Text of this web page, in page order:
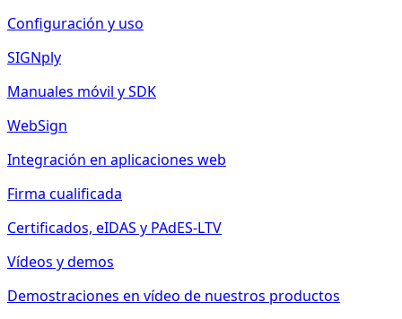
Configuración y uso
SIGNply
Manuales móvil y SDK
WebSign
Integración en aplicaciones web
Firma cualificada
Certificados, eIDAS y PAdES-LTV
Vídeos y demos
Demostraciones en vídeo de nuestros productos